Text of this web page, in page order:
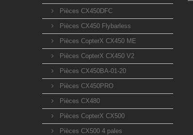
Pièces CX450DFC
Pièces CX450 Flybarless
Pièces CopterX CX450 ME
Pièces CopterX CX450 V2
Pièces CX450BA-01-20
Pièces CX450PRO
Pièces CX480
Pièces CopterX CX500
Pièces CX500 4 pales